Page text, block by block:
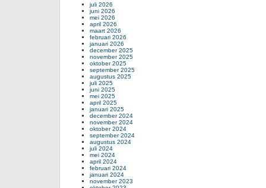
juli 2026
juni 2026
mei 2026
april 2026
maart 2026
februari 2026
januari 2026
december 2025
november 2025
oktober 2025
september 2025
augustus 2025
juli 2025
juni 2025
mei 2025
april 2025
januari 2025
december 2024
november 2024
oktober 2024
september 2024
augustus 2024
juli 2024
mei 2024
april 2024
februari 2024
januari 2024
november 2023